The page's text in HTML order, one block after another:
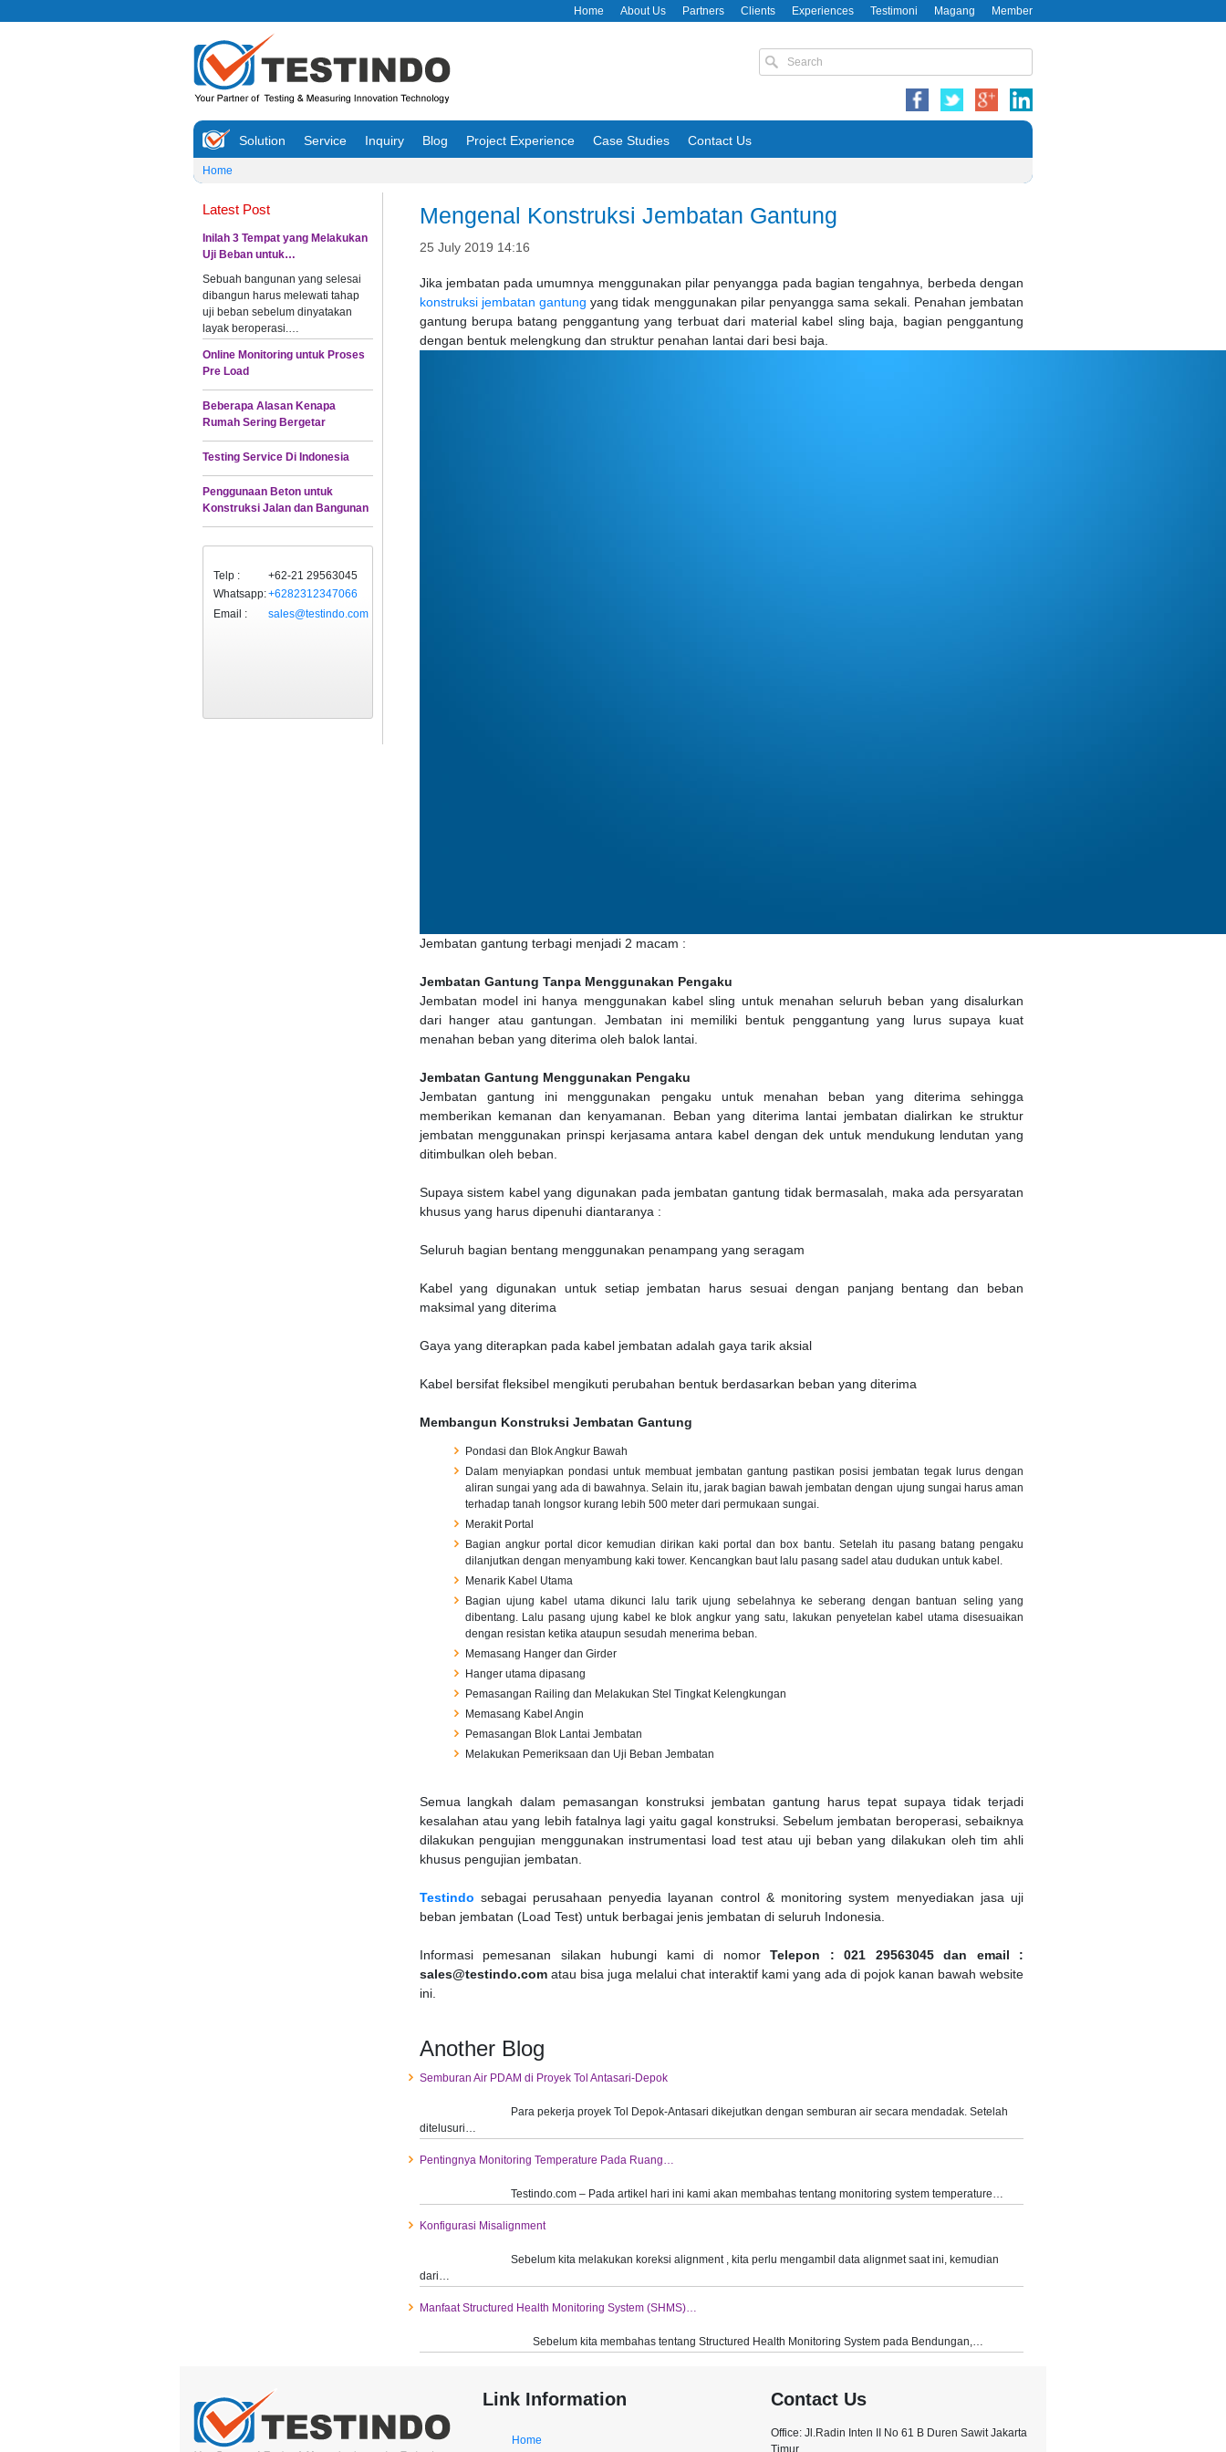
Home About Us Partners Clients Experiences Testimoni Magang Member
Solution Service Inquiry Blog Project Experience Case Studies Contact Us
Home
Latest Post
Inilah 3 Tempat yang Melakukan
Uji Beban untuk…
Sebuah bangunan yang selesai
dibangun harus melewati tahap
uji beban sebelum dinyatakan
layak beroperasi.…
Online Monitoring untuk Proses
Pre Load
Beberapa Alasan Kenapa
Rumah Sering Bergetar
Testing Service Di Indonesia
Penggunaan Beton untuk
Konstruksi Jalan dan Bangunan
Telp :
+62-21 29563045
Whatsapp:+6282312347066
Email :
sales@testindo.com
Mengenal Konstruksi Jembatan Gantung
25 July 2019 14:16
Jika jembatan pada umumnya menggunakan pilar penyangga pada bagian tengahnya, berbeda dengan
konstruksi jembatan gantung yang tidak menggunakan pilar penyangga sama sekali. Penahan jembatan
gantung berupa batang penggantung yang terbuat dari material kabel sling baja, bagian penggantung
dengan bentuk melengkung dan struktur penahan lantai dari besi baja.
Jembatan gantung terbagi menjadi 2 macam :
Jembatan Gantung Tanpa Menggunakan Pengaku
Jembatan model ini hanya menggunakan kabel sling untuk menahan seluruh beban yang disalurkan
dari hanger atau gantungan. Jembatan ini memiliki bentuk penggantung yang lurus supaya kuat
menahan beban yang diterima oleh balok lantai.
Jembatan Gantung Menggunakan Pengaku
Jembatan gantung ini menggunakan pengaku untuk menahan beban yang diterima sehingga
memberikan kemanan dan kenyamanan. Beban yang diterima lantai jembatan dialirkan ke struktur
jembatan menggunakan prinspi kerjasama antara kabel dengan dek untuk mendukung lendutan yang
ditimbulkan oleh beban.
Supaya sistem kabel yang digunakan pada jembatan gantung tidak bermasalah, maka ada persyaratan
khusus yang harus dipenuhi diantaranya :
Seluruh bagian bentang menggunakan penampang yang seragam
Kabel yang digunakan untuk setiap jembatan harus sesuai dengan panjang bentang dan beban
maksimal yang diterima
Gaya yang diterapkan pada kabel jembatan adalah gaya tarik aksial
Kabel bersifat fleksibel mengikuti perubahan bentuk berdasarkan beban yang diterima
Membangun Konstruksi Jembatan Gantung
Pondasi dan Blok Angkur Bawah
Dalam menyiapkan pondasi untuk membuat jembatan gantung pastikan posisi jembatan tegak lurus dengan
aliran sungai yang ada di bawahnya. Selain itu, jarak bagian bawah jembatan dengan ujung sungai harus aman
terhadap tanah longsor kurang lebih 500 meter dari permukaan sungai.
Merakit Portal
Bagian angkur portal dicor kemudian dirikan kaki portal dan box bantu. Setelah itu pasang batang pengaku
dilanjutkan dengan menyambung kaki tower. Kencangkan baut lalu pasang sadel atau dudukan untuk kabel.
Menarik Kabel Utama
Bagian ujung kabel utama dikunci lalu tarik ujung sebelahnya ke seberang dengan bantuan seling yang
dibentang. Lalu pasang ujung kabel ke blok angkur yang satu, lakukan penyetelan kabel utama disesuaikan
dengan resistan ketika ataupun sesudah menerima beban.
Memasang Hanger dan Girder
Hanger utama dipasang
Pemasangan Railing dan Melakukan Stel Tingkat Kelengkungan
Memasang Kabel Angin
Pemasangan Blok Lantai Jembatan
Melakukan Pemeriksaan dan Uji Beban Jembatan
Semua langkah dalam pemasangan konstruksi jembatan gantung harus tepat supaya tidak terjadi
kesalahan atau yang lebih fatalnya lagi yaitu gagal konstruksi. Sebelum jembatan beroperasi, sebaiknya
dilakukan pengujian menggunakan instrumentasi load test atau uji beban yang dilakukan oleh tim ahli
khusus pengujian jembatan.
Testindo sebagai perusahaan penyedia layanan control & monitoring system menyediakan jasa uji
beban jembatan (Load Test) untuk berbagai jenis jembatan di seluruh Indonesia.
Informasi pemesanan silakan hubungi kami di nomor Telepon : 021 29563045 dan email :
sales@testindo.comatau bisa juga melalui chat interaktif kami yang ada di pojok kanan bawah website
ini.
Another Blog
Semburan Air PDAM di Proyek Tol Antasari-Depok
Para pekerja proyek Tol Depok-Antasari dikejutkan dengan semburan air secara mendadak. Setelah
ditelusuri…
Pentingnya Monitoring Temperature Pada Ruang…
Testindo.com – Pada artikel hari ini kami akan membahas tentang monitoring system temperature…
Konfigurasi Misalignment
Sebelum kita melakukan koreksi alignment , kita perlu mengambil data alignmet saat ini, kemudian
dari…
Manfaat Structured Health Monitoring System (SHMS)…
Sebelum kita membahas tentang Structured Health Monitoring System pada Bendungan,…
Link Information
Home
Contact Us
Office: Jl.Radin Inten II No 61 B Duren Sawit Jakarta
Timur